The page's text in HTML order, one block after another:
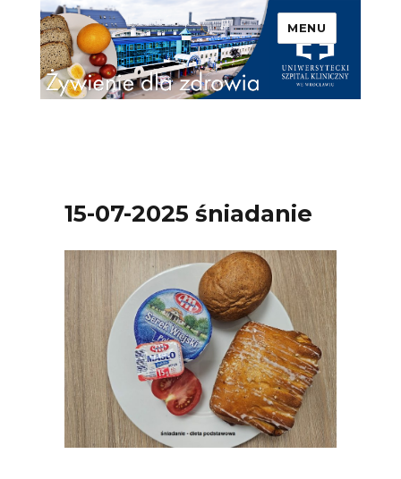
Uniwersytecki Szpital
Kliniczny we Wrocławiu –
Żywienie dla zdrowia
MENU
15-07-2025 śniadanie